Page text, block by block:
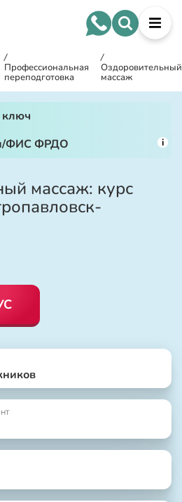
/
Профессиональная
переподготовка
/
Оздоровительный
массаж
ключ
ФИС ФРДО
i
массаж: курс